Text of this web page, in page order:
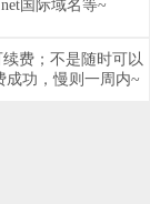
国际域名等~
费；不是随时可以
成功，慢则一周内~